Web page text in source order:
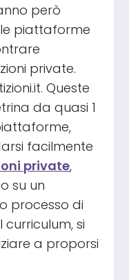
però
piattaforme
private.
Queste
da quasi 1
facilmente
private,
su un
processo di
si
a proporsi